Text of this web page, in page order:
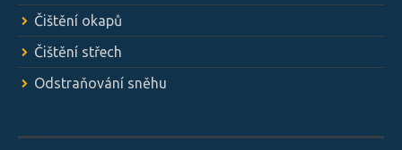
Čištění okapů
Čištění střech
Odstraňování sněhu